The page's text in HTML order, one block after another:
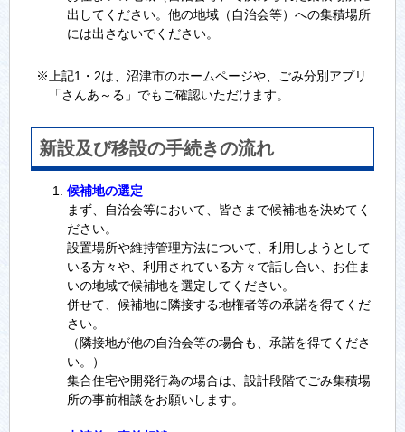
出してください。他の地域（自治会等）への集積場所
には出さないでください。
※上記1・2は、沼津市のホームページや、ごみ分別アプリ
「さんあ～る」でもご確認いただけます。
新設及び移設の手続きの流れ
候補地の選定
まず、自治会等において、皆さまで候補地を決めてく
ださい。
設置場所や維持管理方法について、利用しようとして
いる方々や、利用されている方々で話し合い、お住ま
いの地域で候補地を選定してください。
併せて、候補地に隣接する地権者等の承諾を得てくだ
さい。
（隣接地が他の自治会等の場合も、承諾を得てくださ
い。）
集合住宅や開発行為の場合は、設計段階でごみ集積場
所の事前相談をお願いします。